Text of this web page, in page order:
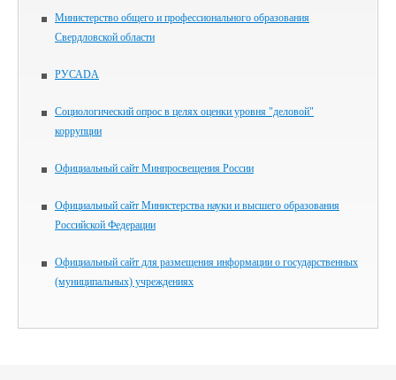
Министерство общего и профессионального образования
Свердловской области
РУСАDА
Социологический опрос в целях оценки уровня "деловой"
коррупции
Официальный сайт Минпросвещения России
Официальный сайт Министерства науки и высшего образования
Российской Федерации
Официальный сайт для размещения информации о государственных
(муниципальных) учреждениях